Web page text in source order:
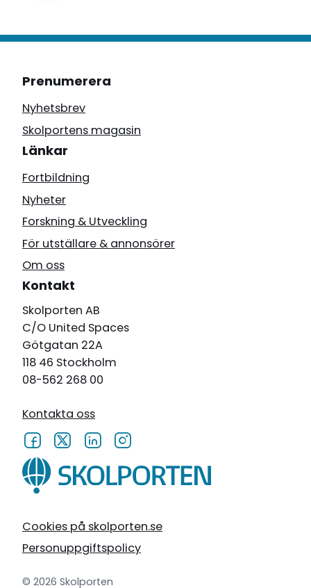
Cookies på skolporten.se
Personuppgiftspolicy
© 2026 Skolporten
Prenumerera
Nyhetsbrev
Skolportens magasin
Länkar
Fortbildning
Nyheter
Forskning & Utveckling
För utställare & annonsörer
Om oss
Kontakt
Skolporten AB
C/O United Spaces
Götgatan 22A
118 46 Stockholm
08-562 268 00
Kontakta oss